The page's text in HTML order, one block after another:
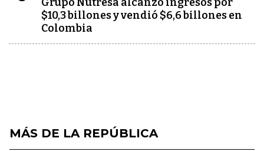
$10,3 billones y vendió $6,6 billones en
Colombia
MÁS DE LA REPÚBLICA